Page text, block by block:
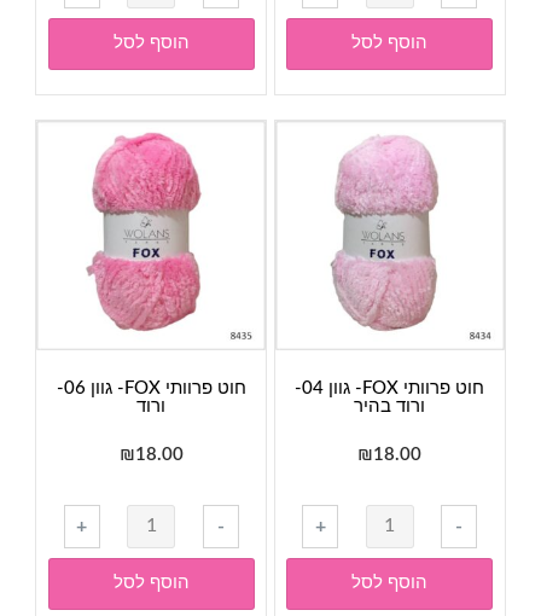
של
חוט
פרוותי
FOX-
גוון
מנטה
הוסף לסל
של
חוט
פרוותי
FOX-
גוון
03-
אפור
בהיר
הוסף לסל
חוט פרוותי FOX- גוון 04-
ורוד בהיר
₪18.00
-
כמות
של
חוט
פרוותי
+
הוסף לסל
חוט פרוותי FOX- גוון 06-
ורוד
₪18.00
-
כמות
של
חוט
פרוותי
+
הוסף לסל